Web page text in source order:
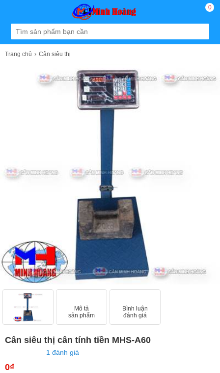
0
Trang chủ Cân siêu thị
Mô tả
sản phẩm
Bình luận
đánh giá
Cân siêu thị cân tính tiền MHS-A60
1 đánh giá
0₫